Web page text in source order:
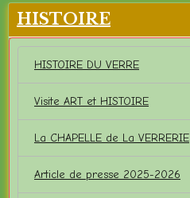
HISTOIRE
HISTOIRE DU VERRE
Visite ART et HISTOIRE
La CHAPELLE de La VERRERIE
Article de presse 2025-2026